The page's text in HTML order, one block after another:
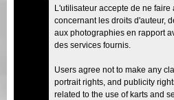
L'utilisateur accepte de ne faire
concernant les droits d'auteur,
aux photographies en rapport
des services fournis.
Users agree not to make any
portrait rights, and publicity
related to the use of karts and